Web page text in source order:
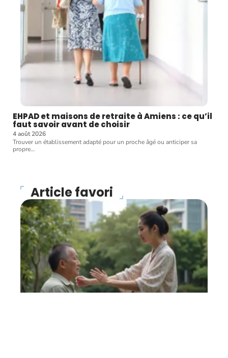
EHPAD et maisons de retraite à Amiens : ce qu’il
faut savoir avant de choisir
4 août 2026
Trouver un établissement adapté pour un proche âgé ou anticiper sa
propre…
Article favori